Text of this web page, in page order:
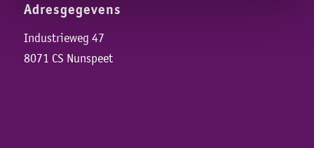
Adresgegevens
Industrieweg 47
8071 CS Nunspeet